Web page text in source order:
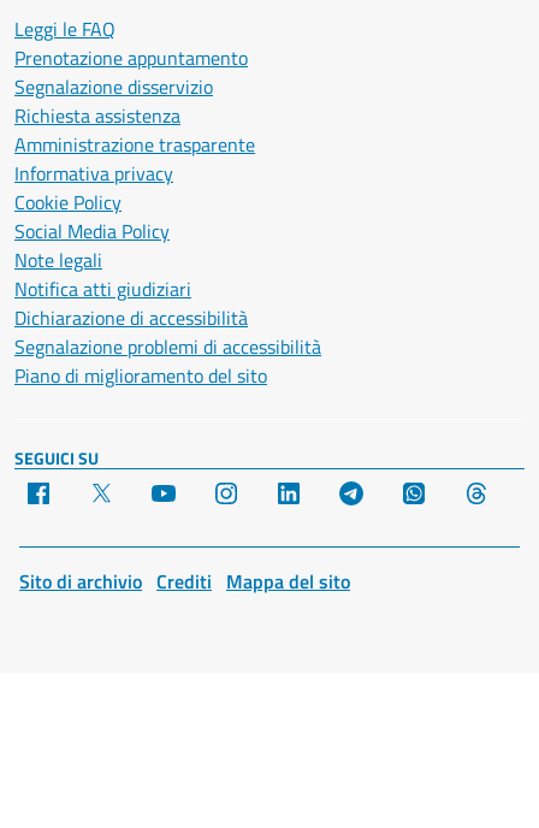
Leggi le FAQ
Prenotazione appuntamento
Segnalazione disservizio
Richiesta assistenza
Amministrazione trasparente
Informativa privacy
Cookie Policy
Social Media Policy
Note legali
Notifica atti giudiziari
Dichiarazione di accessibilità
Segnalazione problemi di accessibilità
Piano di miglioramento del sito
SEGUICI SU
Facebook YouTube Instagram LinkedIn Telegram WhatsApp
Sito di archivio Crediti Mappa del sito